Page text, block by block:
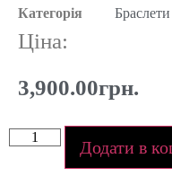
Категорія
Браслети
Ціна:
3,900.00грн.
Додати в